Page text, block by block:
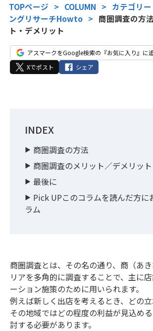
TOPページ > COLUMN > カテゴリー
ングリサーチHowto > 商圏調査の方
ト・デメリット
アスマークをGoogle検索の『お気に入り』に
Xでポスト
シェア
INDEX
商圏調査の方法
商圏調査のメリット／デメリット
最後に
Pick UPこのコラムを読んだ方に
ラム
商圏調査とは、その名の通り、商（あ
リアを多角的に調査することで、主に
ーション施策のために用いられます。
例えば新しく出店を考えるとき、どの立
その地域ではどの程度の利益が見込め
討する必要があります。